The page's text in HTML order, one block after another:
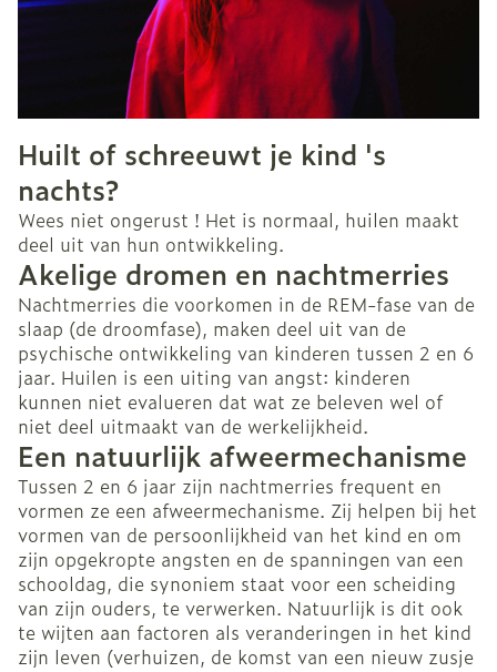
Huilt of schreeuwt je kind 's
nachts?
Wees niet ongerust ! Het is normaal, huilen maakt
deel uit van hun ontwikkeling.
Akelige dromen en nachtmerries
Nachtmerries die voorkomen in de REM-fase van de
slaap (de droomfase), maken deel uit van de
psychische ontwikkeling van kinderen tussen 2 en 6
jaar. Huilen is een uiting van angst: kinderen
kunnen niet evalueren dat wat ze beleven wel of
niet deel uitmaakt van de werkelijkheid.
Een natuurlijk afweermechanisme
Tussen 2 en 6 jaar zijn nachtmerries frequent en
vormen ze een afweermechanisme. Zij helpen bij het
vormen van de persoonlijkheid van het kind en om
zijn opgekropte angsten en de spanningen van een
schooldag, die synoniem staat voor een scheiding
van zijn ouders, te verwerken. Natuurlijk is dit ook
te wijten aan factoren als veranderingen in het kind
zijn leven (verhuizen, de komst van een nieuw zusje